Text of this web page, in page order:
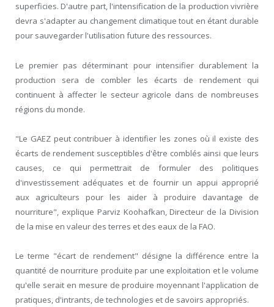
superficies. D'autre part, l'intensification de la production vivrière
devra s'adapter au changement climatique tout en étant durable
pour sauvegarder l'utilisation future des ressources.
Le premier pas déterminant pour intensifier durablement la
production sera de combler les écarts de rendement qui
continuent à affecter le secteur agricole dans de nombreuses
régions du monde.
"Le GAEZ peut contribuer à identifier les zones où il existe des
écarts de rendement susceptibles d'être comblés ainsi que leurs
causes, ce qui permettrait de formuler des politiques
d'investissement adéquates et de fournir un appui approprié
aux agriculteurs pour les aider à produire davantage de
nourriture", explique Parviz Koohafkan, Directeur de la Division
de la mise en valeur des terres et des eaux de la FAO.
Le terme "écart de rendement" désigne la différence entre la
quantité de nourriture produite par une exploitation et le volume
qu'elle serait en mesure de produire moyennant l'application de
pratiques, d'intrants, de technologies et de savoirs appropriés.